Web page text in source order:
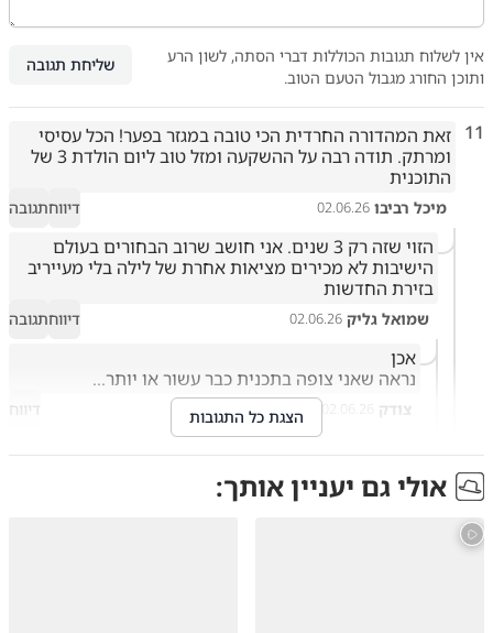
אין לשלוח תגובות הכוללות דברי הסתה, לשון הרע
ותוכן החורג מגבול הטעם הטוב.
שליחת תגובה
11
התוכנית
מיכל רביבו 02.06.26 דיווחתגובה
בזירת החדשות
שמואל גליק 02.06.26 דיווחתגובה
נראה שאני צופה בתכנית כבר עשור או יותר...
צודק דיווח
לא נרדם בלילה בלי מעייריב. התוכנית הכי עסיסית והכי
יתד
הצגת כל התגובות
אולי גם יעניין אותך: